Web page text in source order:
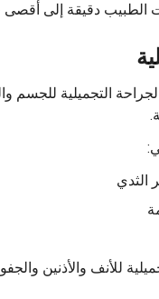
الطبيب دقيقة إلى أقصى
التجميلية للجسم
الثدي
للأنف والأذنين